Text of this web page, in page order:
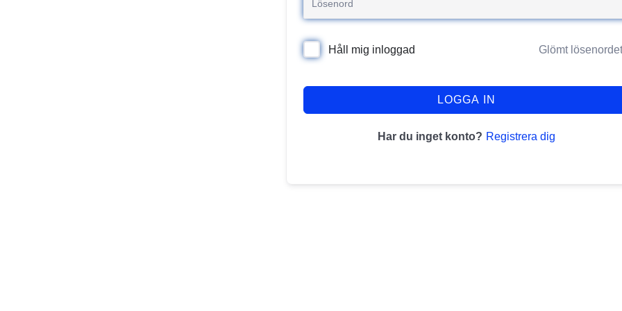
Håll mig inloggad Glömt
LOGGA IN
Har du inget konto? Registrera dig